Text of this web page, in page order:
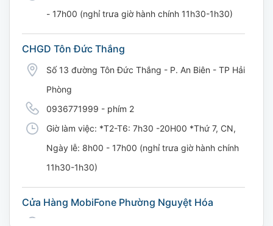
- 17h00 (nghỉ trưa giờ hành chính 11h30-1h30)
CHGD Tôn Đức Thắng
Số 13 đường Tôn Đức Thắng - P. An Biên - TP Hải
Phòng
0936771999 - phím 2
Giờ làm việc: *T2-T6: 7h30 -20H00 *Thứ 7, CN,
Ngày lễ: 8h00 - 17h00 (nghỉ trưa giờ hành chính
11h30-1h30)
Cửa Hàng MobiFone Phường Nguyệt Hóa